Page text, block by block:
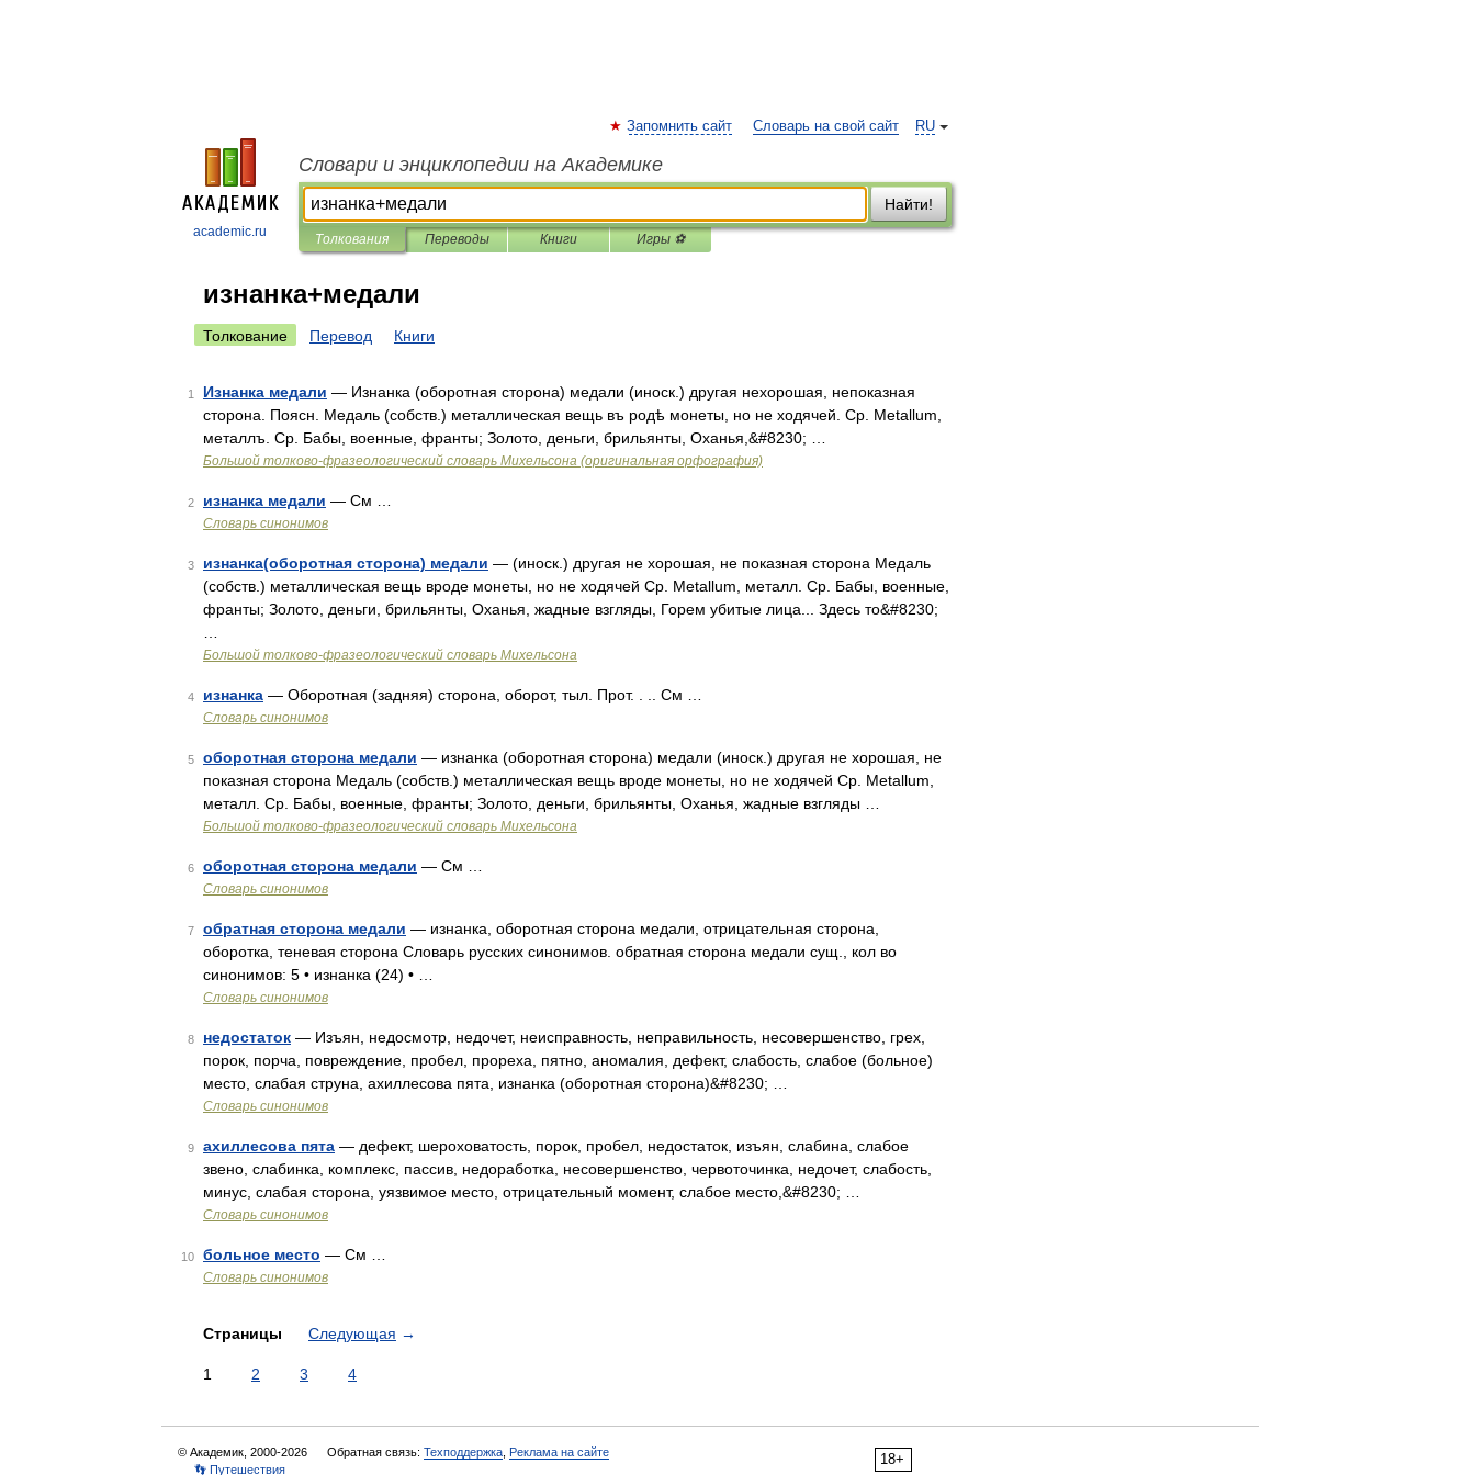
academic.ru
RU
Запомнить сайт Словарь на свой сайт
Словари и энциклопедии на Академике
Найти!
Толкования Переводы Книги Игры ⚽
изнанка+медали
Толкование Перевод Книги
1 Изнанка медали — Изнанка (оборотная сторона) медали (иноск.) другая нехорошая, непоказная
сторона. Поясн. Медаль (собств.) металлическая вещь въ родѣ монеты, но не ходячей. Ср. Metallum,
металлъ. Ср. Бабы, военные, франты; Золото, деньги, брильянты, Оханья,&#8230; …
Большой толково-фразеологический словарь Михельсона (оригинальная орфография)
2 изнанка медали — См …
Словарь синонимов
3 изнанка(оборотная сторона) медали — (иноск.) другая не хорошая, не показная сторона Медаль
(собств.) металлическая вещь вроде монеты, но не ходячей Ср. Metallum, металл. Ср. Бабы, военные,
франты; Золото, деньги, брильянты, Оханья, жадные взгляды, Горем убитые лица... Здесь то&#8230;
Большой толково-фразеологический словарь Михельсона
4 изнанка — Оборотная (задняя) сторона, оборот, тыл. Прот. . .. См …
Словарь синонимов
5 оборотная сторона медали — изнанка (оборотная сторона) медали (иноск.) другая не хорошая, не
показная сторона Медаль (собств.) металлическая вещь вроде монеты, но не ходячей Ср. Metallum,
металл. Ср. Бабы, военные, франты; Золото, деньги, брильянты, Оханья, жадные взгляды …
Большой толково-фразеологический словарь Михельсона
6 оборотная сторона медали — См …
Словарь синонимов
7 обратная сторона медали — изнанка, оборотная сторона медали, отрицательная сторона,
оборотка, теневая сторона Словарь русских синонимов. обратная сторона медали сущ., кол во
синонимов: 5 • изнанка (24) • …
Словарь синонимов
8 недостаток — Изъян, недосмотр, недочет, неисправность, неправильность, несовершенство, грех,
порок, порча, повреждение, пробел, прореха, пятно, аномалия, дефект, слабость, слабое (больное)
место, слабая струна, ахиллесова пята, изнанка (оборотная сторона)&#8230; …
Словарь синонимов
9 ахиллесова пята — дефект, шероховатость, порок, пробел, недостаток, изъян, слабина, слабое
звено, слабинка, комплекс, пассив, недоработка, несовершенство, червоточинка, недочет, слабость,
минус, слабая сторона, уязвимое место, отрицательный момент, слабое место,&#8230; …
Словарь синонимов
10 больное место — См …
Словарь синонимов
Страницы Следующая →
1 2 3 4
18+
© Академик, 2000-2026 Обратная связь: Техподдержка Реклама на сайте
👣 Путешествия